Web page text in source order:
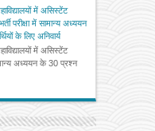
में असिस्टेंट
परीक्षा में सामान्य अध्ययन
के लिए अनिवार्य
में असिस्टेंट
अध्ययन के 30 प्रश्न